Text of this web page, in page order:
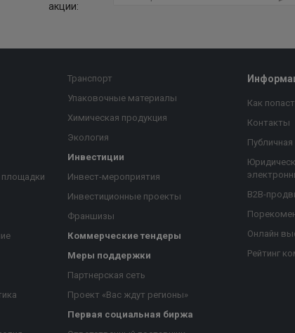
акции:
площадки
Транспорт
Упаковочные материалы
Химическая продукция
Экология
Инвестиции
Инвест-мероприятия
Инвестиционные проекты
Франшизы
Коммерческие тендеры
Меры поддержки
Партнерская сеть
Проект «Вас ждут регионы»
Первая социальная биржа
Как
Контакты
B2B-
Онлайн
Рейтинг